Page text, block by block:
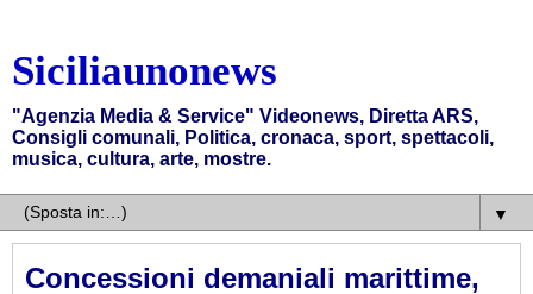
Siciliaunonews
"Agenzia Media & Service" Videonews, Diretta ARS,
Consigli comunali, Politica, cronaca, sport, spettacoli,
musica, cultura, arte, mostre.
▼
Concessioni demaniali marittime,